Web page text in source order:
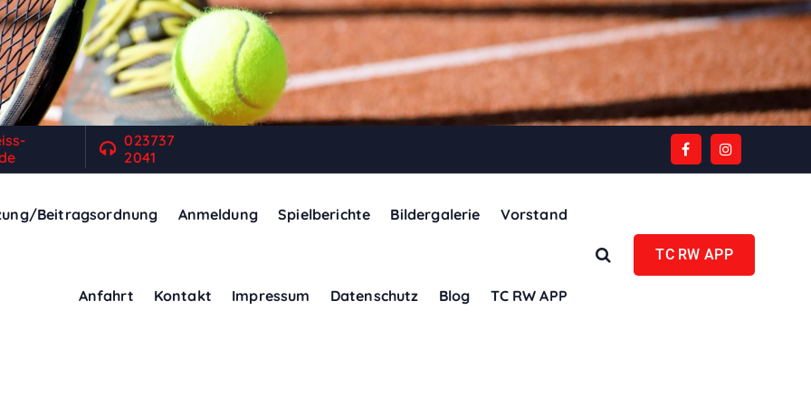
023737
2041
Beitragsordnung Anmeldung Spielberichte Bildergalerie Vorstand
Anfahrt Kontakt Impressum Datenschutz Blog TC RW APP
TC RW APP